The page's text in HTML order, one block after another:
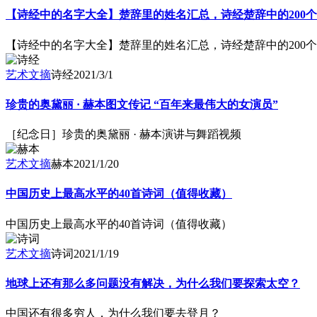
【诗经中的名字大全】楚辞里的姓名汇总，诗经楚辞中的200
【诗经中的名字大全】楚辞里的姓名汇总，诗经楚辞中的200
艺术文摘诗经2021/3/1
珍贵的奥黛丽 · 赫本图文传记 “百年来最伟大的女演员”
［纪念日］珍贵的奥黛丽 · 赫本演讲与舞蹈视频
艺术文摘赫本2021/1/20
中国历史上最高水平的40首诗词（值得收藏）
中国历史上最高水平的40首诗词（值得收藏）
艺术文摘诗词2021/1/19
地球上还有那么多问题没有解决，为什么我们要探索太空？
中国还有很多穷人，为什么我们要去登月？